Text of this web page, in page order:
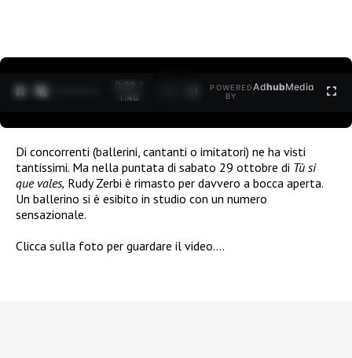
0:30 /
1:40
POWERED
BY
AdhubMedia
Di concorrenti (ballerini, cantanti o imitatori) ne ha visti
tantissimi. Ma nella puntata di sabato 29 ottobre di Tù si
que vales, Rudy Zerbi è rimasto per davvero a bocca aperta.
Un ballerino si è esibito in studio con un numero
sensazionale.
Clicca sulla foto per guardare il video….